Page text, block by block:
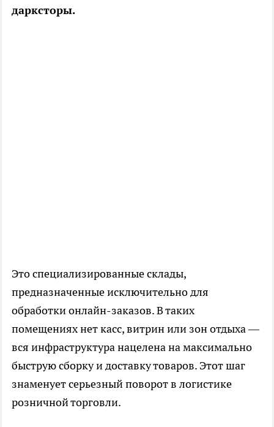
дарксторы.
Это специализированные склады,
предназначенные исключительно для
обработки онлайн-заказов. В таких
помещениях нет касс, витрин или зон отдыха —
вся инфраструктура нацелена на максимально
быструю сборку и доставку товаров. Этот шаг
знаменует серьезный поворот в логистике
розничной торговли.